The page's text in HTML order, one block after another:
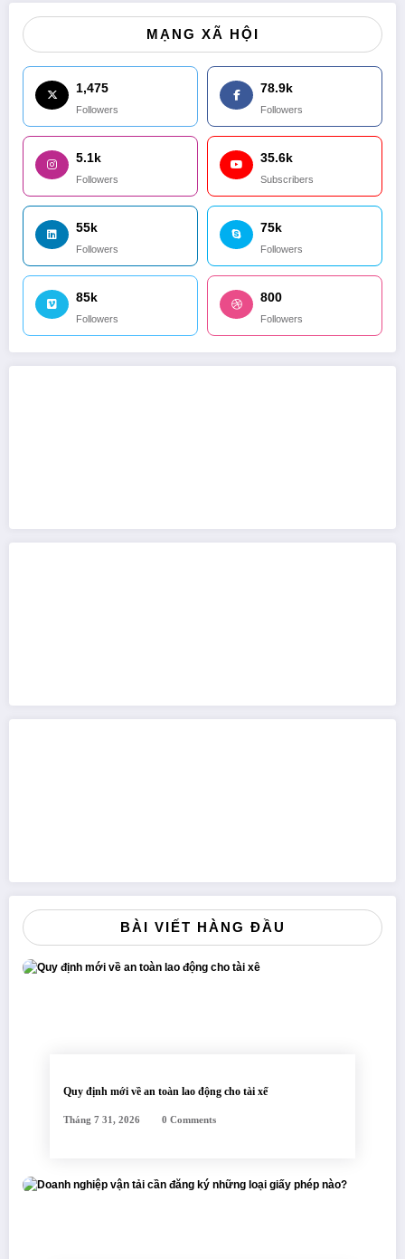
MẠNG XÃ HỘI
1,475
Followers
78.9k
Followers
5.1k
Followers
35.6k
Subscribers
55k
Followers
75k
Followers
85k
Followers
800
Followers
BÀI VIẾT HÀNG ĐẦU
Quy định mới về an toàn lao động cho tài xế
Tháng 7 31, 2026 0 Comments